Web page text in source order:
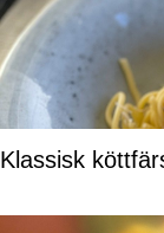
Klassisk